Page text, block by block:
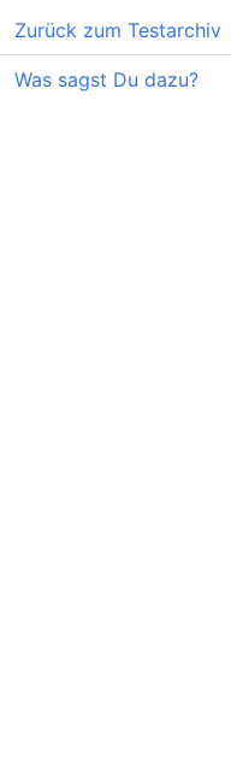
Zurück zum Testarchiv
Was sagst Du dazu?